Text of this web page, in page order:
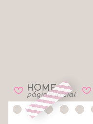
B HOME
página inicial B